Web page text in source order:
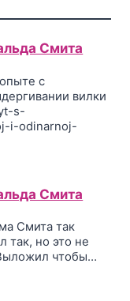
Смита
с
вилки
s-
i-odinarnoj-
Смита
Смита так
так, но это не
чтобы…